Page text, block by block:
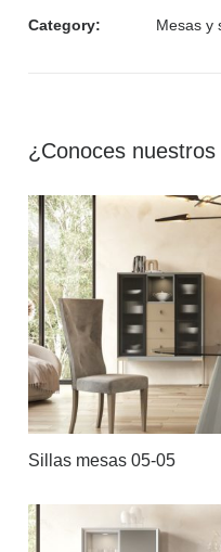
Category: Mesas y
¿Conoces
Sillas mesas 05-05